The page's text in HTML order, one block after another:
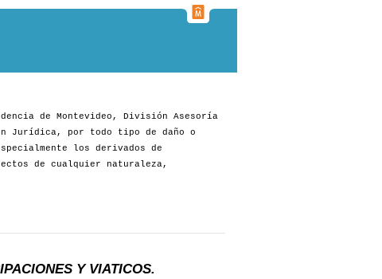
de Montevideo, División Asesoría
Jurídica, por todo tipo de daño o
los derivados de
de cualquier naturaleza,
Y VIATICOS.